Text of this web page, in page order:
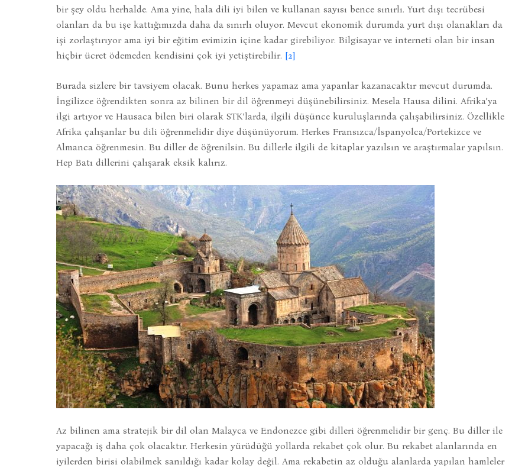
bir şey oldu herhalde. Ama yine, hala dili iyi bilen ve kullanan sayısı bence sınırlı. Yurt dışı tecrübesi
olanları da bu işe kattığımızda daha da sınırlı oluyor. Mevcut ekonomik durumda yurt dışı olanakları da
işi zorlaştırıyor ama iyi bir eğitim evimizin içine kadar girebiliyor. Bilgisayar ve interneti olan bir insan
hiçbir ücret ödemeden kendisini çok iyi yetiştirebilir. [2]
Burada sizlere bir tavsiyem olacak. Bunu herkes yapamaz ama yapanlar kazanacaktır mevcut durumda.
İngilizce öğrendikten sonra az bilinen bir dil öğrenmeyi düşünebilirsiniz. Mesela Hausa dilini. Afrika’ya
ilgi artıyor ve Hausaca bilen biri olarak STK’larda, ilgili düşünce kuruluşlarında çalışabilirsiniz. Özellikle
Afrika çalışanlar bu dili öğrenmelidir diye düşünüyorum. Herkes Fransızca/İspanyolca/Portekizce ve
Almanca öğrenmesin. Bu diller de öğrenilsin. Bu dillerle ilgili de kitaplar yazılsın ve araştırmalar yapılsın.
Hep Batı dillerini çalışarak eksik kalırız.
Az bilinen ama stratejik bir dil olan Malayca ve Endonezce gibi dilleri öğrenmelidir bir genç. Bu diller ile
yapacağı iş daha çok olacaktır. Herkesin yürüdüğü yollarda rekabet çok olur. Bu rekabet alanlarında en
iyilerden birisi olabilmek sanıldığı kadar kolay değil. Ama rekabetin az olduğu alanlarda yapılan hamleler